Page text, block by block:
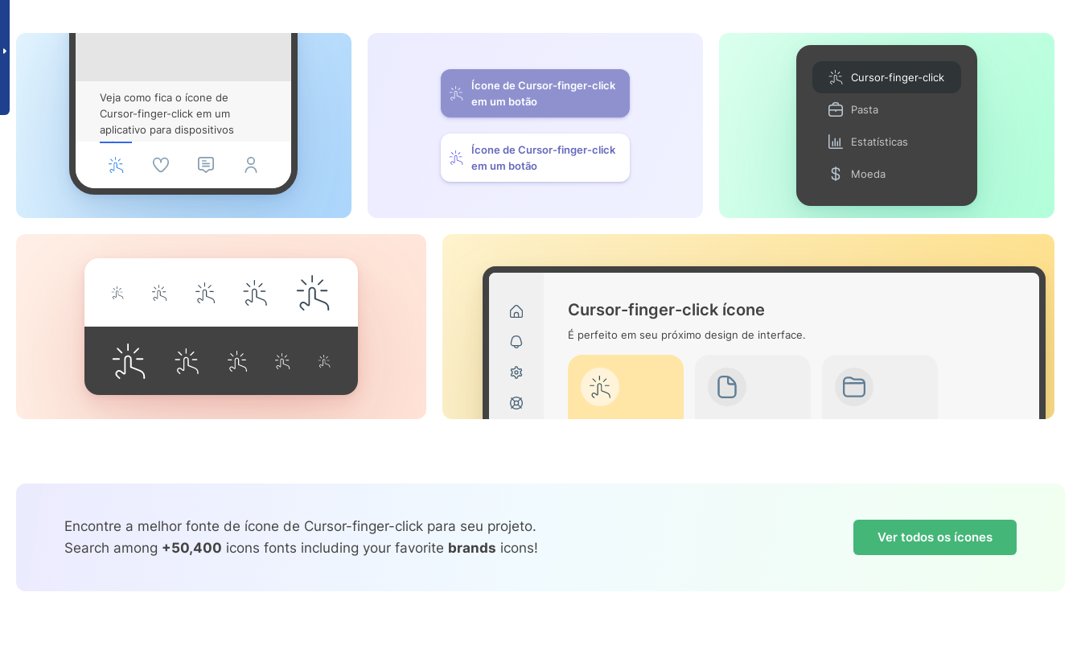
Veja como fica o ícone de
Cursor-finger-click em um
aplicativo para dispositivos
móveis
Ícone de Cursor-finger-click
em um botão
Ícone de Cursor-finger-click
em um botão
Cursor-finger-click
Pasta
Estatísticas
Moeda
Cursor-finger-click ícone
É perfeito em seu próximo design de interface.
Encontre a melhor fonte de ícone de Cursor-finger-click para seu projeto.
Search among +50,400 icons fonts including your favorite brands icons!
Ver todos os ícones